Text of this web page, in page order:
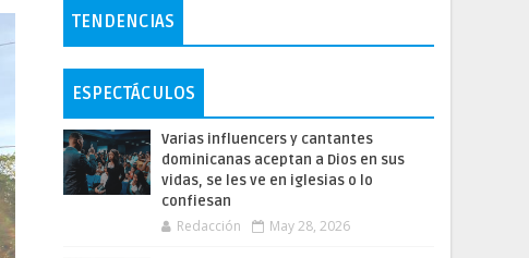
TENDENCIAS
ESPECTÁCULOS
Varias influencers y cantantes
dominicanas aceptan a Dios en sus
vidas, se les ve en iglesias o lo
confiesan
Redacción May 28, 2026